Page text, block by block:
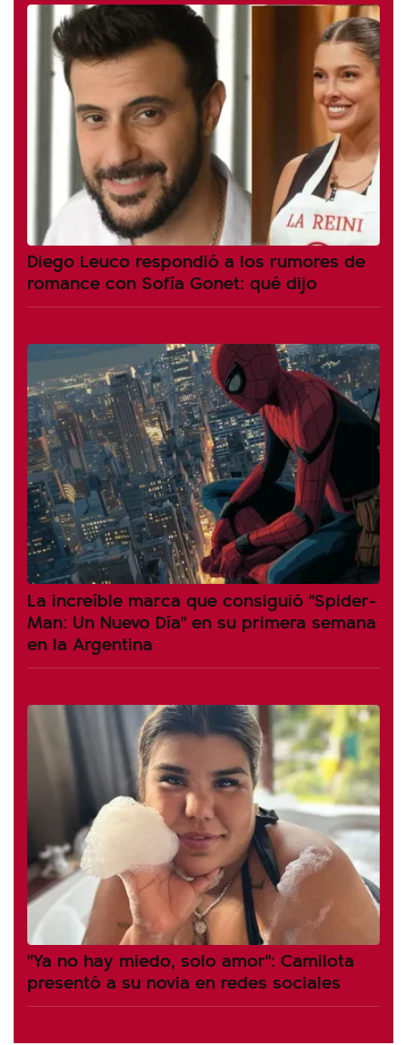
Diego Leuco respondió a los rumores de
romance con Sofía Gonet: qué dijo
La increíble marca que consiguió "Spider-
Man: Un Nuevo Día" en su primera semana
en la Argentina
"Ya no hay miedo, solo amor": Camilota
presentó a su novia en redes sociales